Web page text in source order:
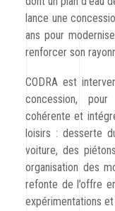
lance une
ans pour
renforcer son
CODRA est
concession,
cohérente et
loisirs : desserte
voiture, des
organisation des
refonte de l’offre
expérimentations et